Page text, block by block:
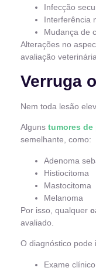
Infecção
Interferência
Mudança de
Alterações no
avaliação veterinária.
Verruga
Nem toda lesão
Alguns tumores de
semelhante, como:
Adenoma
Histiocitoma
Mastocitoma
Melanoma
Por isso, qualquer
avaliado.
O diagnóstico pode
Exame